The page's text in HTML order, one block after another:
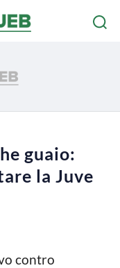
guaio:
la Juve
contro